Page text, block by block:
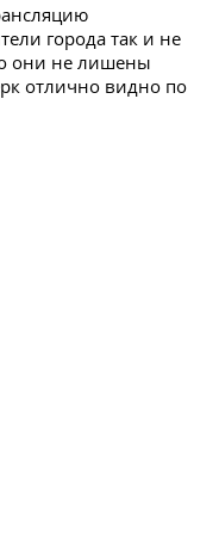
города так и не
они не лишены
отлично видно по